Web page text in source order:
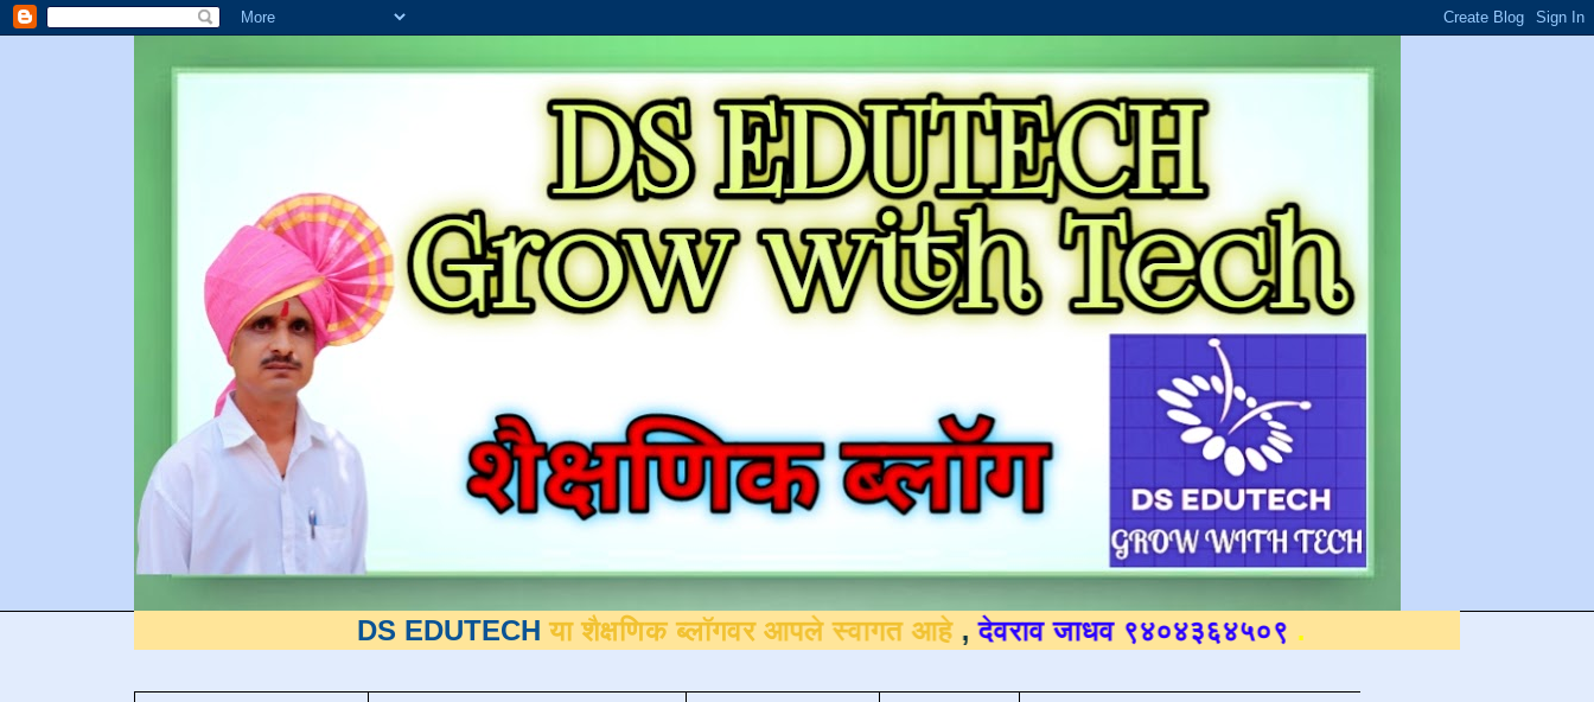
DS EDUTECH या शैक्षणिक ब्लॉगवर आपले स्वागत आहे ,देवराव जाधव ९४०४३६४५०९ .